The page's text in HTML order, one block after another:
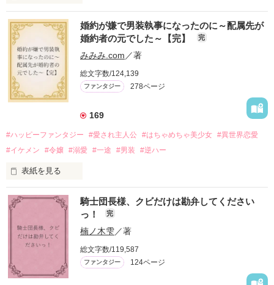
かつては英雄と呼ばれた父は事業で失敗ばかり。
そのせいで極貧生活を送るオリヴィア・ディルムーンは、母が
倒れたことをきっかけに娼婦になり稼ごうと屋敷を飛び出し
た。
娼館（たぶん）の店主は札束でビンタしてくる謎の男。
金と引き換えに雇われたと思いきや……契約結婚だった！？
裏社会を牛耳るロベールは仮面をつけており、謎が多いが幸せ
な結婚生活を満喫中。
そこでロベールを慕うアリスに一方的に敵視され、嫌がらせを
勘違いから始まる初夜騒動に危険ばかりの血まみれ新婚生活。
出会いは最悪、結婚生活は最高……？
愛を知らない公爵と天然怪力令嬢の溺愛バイオレンスラブコメ
ディです。
＊この世界のお金はお札にさせてください。
＊なろう、カクヨム、アルファポリス掲載中
婚約が嫌で男装執事になったのに～配属先が
婚約者の元でした～【完】
完
みみみ.com ／著
総文字数/124,139
ファンタジー 278ページ
169
#ハッピーファンタジー #愛され主人公 #はちゃめちゃ美少女 #異世界恋愛
#イケメン
#令嬢 #溺愛 #一途 #男装 #逆ハー
表紙を見る
＼異世界ラブコメ×ハッピーファンタジー／
「いやっほぉぉおお〜い！！！！」
バンジーした侯爵令嬢の先にいたのは
甘いマスクの公爵様の頭上でした
騎士団長様、クビだけは勘弁してください
っ！
完
楠ノ木雫／著
総文字数/119,587
ファンタジー 124ページ